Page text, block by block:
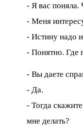
- Я вас поняла.
- Меня
- Истину надо
- Понятно. Где
- Вы даете
- Да.
- Тогда
мне делать?